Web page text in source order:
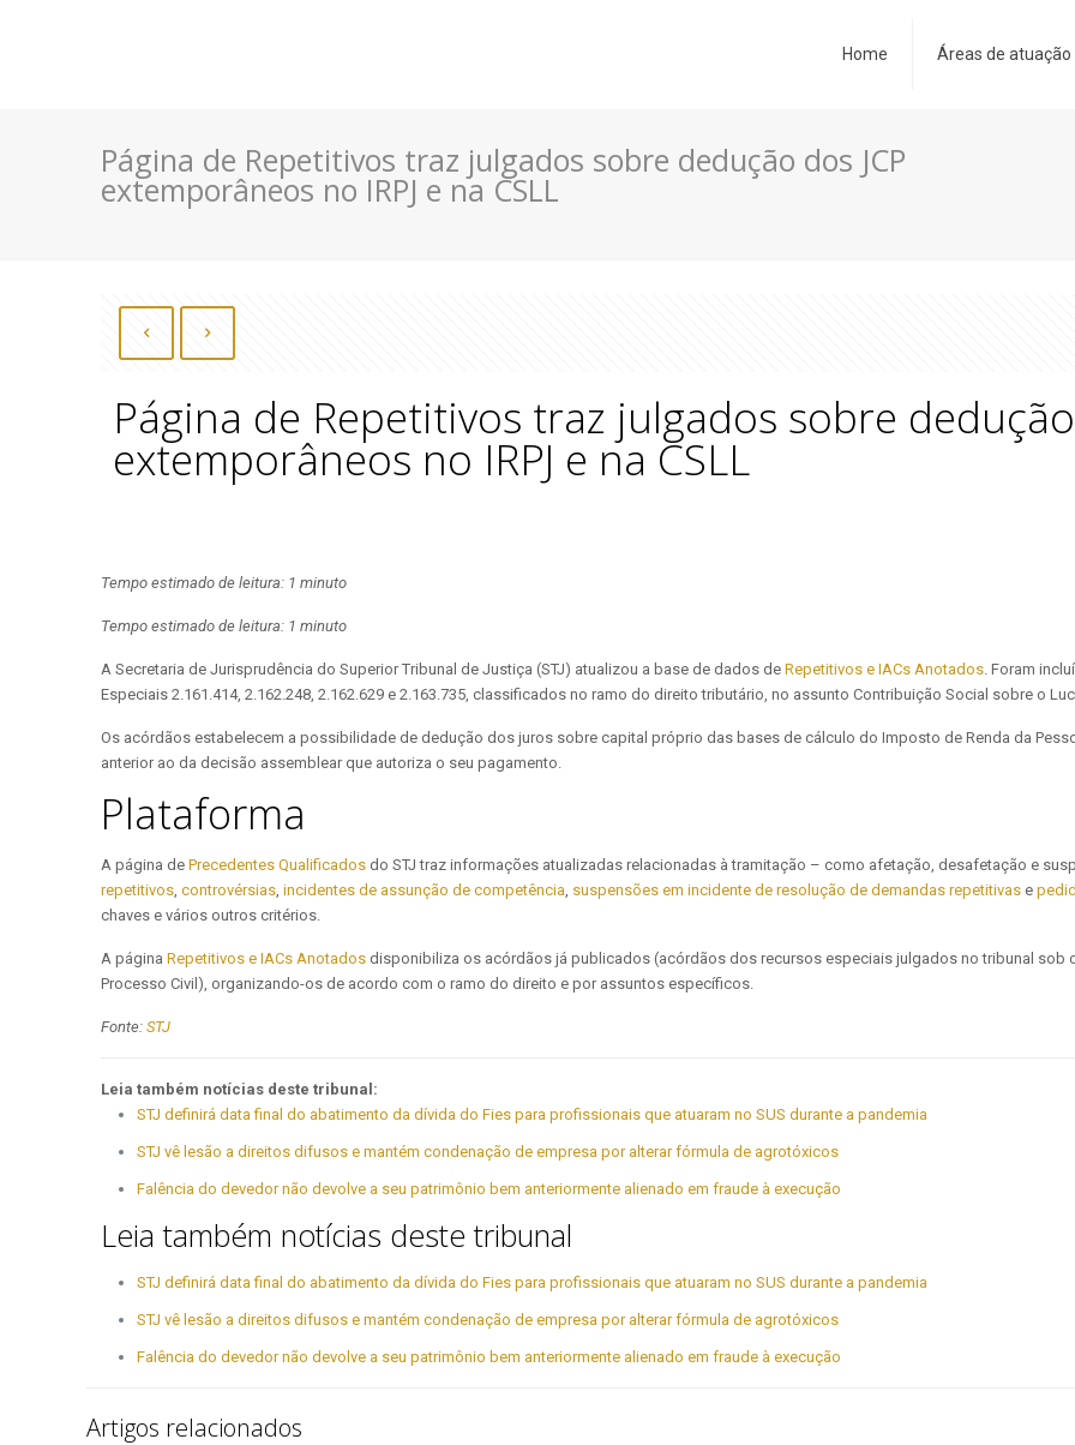
Home Áreas de atuação
Página de Repetitivos traz julgados sobre dedução dos JCP
extemporâneos no IRPJ e na CSLL
Página de Repetitivos traz julgados sobre dedução
extemporâneos no IRPJ e na CSLL
Tempo estimado de leitura: 1 minuto
Tempo estimado de leitura: 1 minuto
A Secretaria de Jurisprudência do Superior Tribunal de Justiça (STJ) atualizou a base de dados de Repetitivos e IACs Anotados. Foram
Especiais 2.161.414, 2.162.248, 2.162.629 e 2.163.735, classificados no ramo do direito tributário, no assunto Contribuição Social sobre o
Os acórdãos estabelecem a possibilidade de dedução dos juros sobre capital próprio das bases de cálculo do Imposto de Renda da
anterior ao da decisão assemblear que autoriza o seu pagamento.
Plataforma
A página de Precedentes Qualificados do STJ traz informações atualizadas relacionadas à tramitação – como afetação, desafetação e
repetitivos, controvérsias, incidentes de assunção de competência, suspensões em incidente de resolução de demandas repetitivas e
chaves e vários outros critérios.
A página Repetitivos e IACs Anotados disponibiliza os acórdãos já publicados (acórdãos dos recursos especiais julgados no tribunal sob
Processo Civil), organizando-os de acordo com o ramo do direito e por assuntos específicos.
Fonte: STJ
Leia também notícias deste tribunal:
STJ definirá data final do abatimento da dívida do Fies para profissionais que atuaram no SUS durante a pandemia
STJ vê lesão a direitos difusos e mantém condenação de empresa por alterar fórmula de agrotóxicos
Falência do devedor não devolve a seu patrimônio bem anteriormente alienado em fraude à execução
Leia também notícias deste tribunal
STJ definirá data final do abatimento da dívida do Fies para profissionais que atuaram no SUS durante a pandemia
STJ vê lesão a direitos difusos e mantém condenação de empresa por alterar fórmula de agrotóxicos
Falência do devedor não devolve a seu patrimônio bem anteriormente alienado em fraude à execução
Artigos relacionados